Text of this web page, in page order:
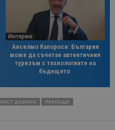
Интервю
Анселмо Капороси: България
може да съчетае автентичния
туризъм с технологиите на
бъдещето
ДОБРИЧ
ПРЕХОДИ